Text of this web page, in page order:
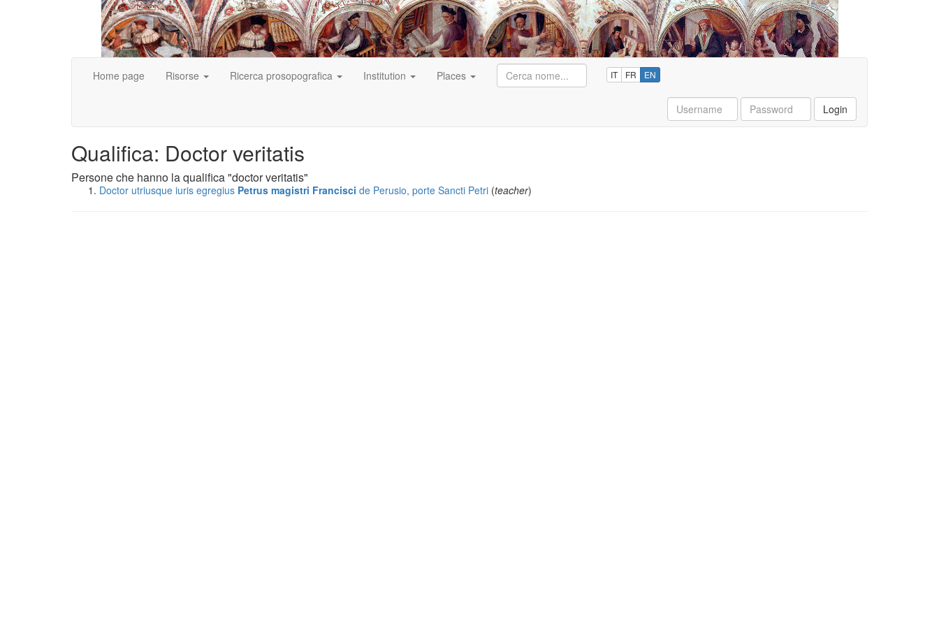
Home page Risorse Ricerca prosopografica Institution Places IT FR EN
Username Password Login
Qualifica: Doctor veritatis
Persone che hanno la qualifica "doctor veritatis"
Doctor utriusque iuris egregius Petrus magistri Francisci de Perusio, porte Sancti Petri (teacher)